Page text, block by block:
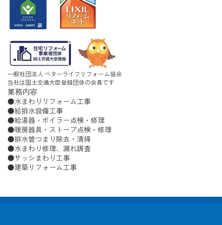
一般社団法人 ベターライフリフォーム協会
当社は国土交通大臣登録団体の会員です
業務内容
水まわりリフォーム工事
給排水設備工事
給湯器・ボイラー点検・修理
暖房器具・ストーブ点検・修理
排水管つまり除去・清掃
水まわり修理、漏れ調査
サッシまわり工事
建築リフォーム工事